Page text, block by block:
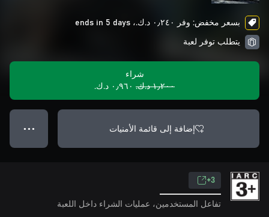
بسعر مخفض: وفر ٠٫٢٤٠ د.ك.‏، ends in 5 days
يتطلب توفر لعبة
شراء
١٫٢٠٠ د.ك.‏
٠٫٩٦٠ د.ك.‏
إضافة إلى قائمة الأمنيات ● ● ●
3+
تفاعل المستخدمين، عمليات الشراء داخل اللعبة